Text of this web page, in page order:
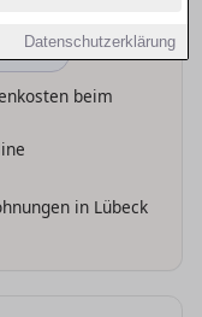
Datenschutzerklärung
beim
in Lübeck